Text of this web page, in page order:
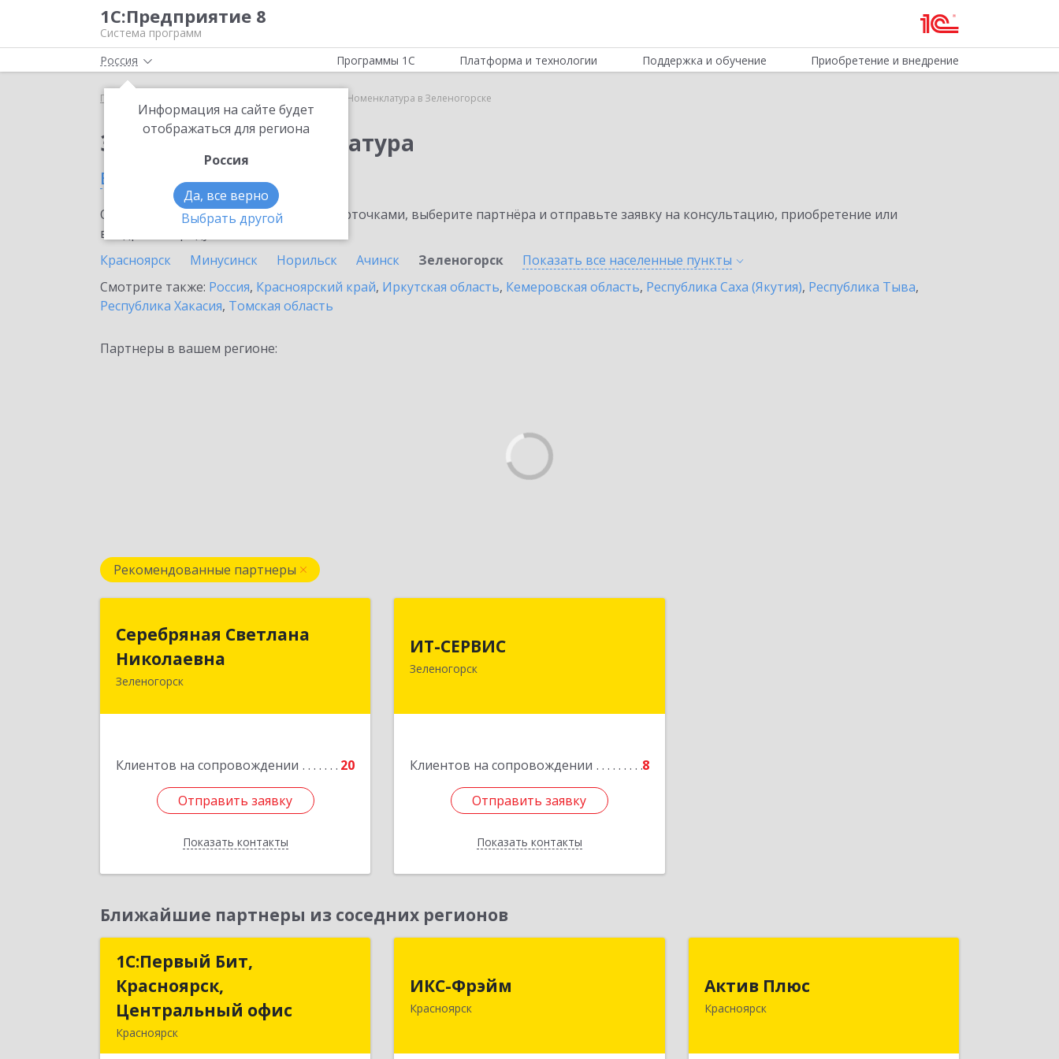
1С:Предприятие 8
Система программ
Россия
Информация на сайте будет
отображаться для региона
Россия
Да, все верно
Выбрать другой
Программы 1С Платформа и технологии Поддержка и обучение Приобретение и внедрение
Главная 1С:Номенклатура в Зеленогорске
Заказать 1С:Номенклатура
в Зеленогорске
Ознакомьтесь с информационными карточками, выберите партнёра и отправьте заявку на консультацию, приобретение или
внедрение продукта.
Красноярск
Минусинск Норильск Ачинск Зеленогорск Показать все населенные пункты
Смотрите также: Россия, Красноярский край, Иркутская область, Кемеровская область, Республика Саха (Якутия), Республика Тыва,
Республика Хакасия, Томская область
Партнеры в вашем регионе:
Рекомендованные партнеры
Серебряная Светлана
Николаевна
Зеленогорск
Клиентов на сопровождении 20
Отправить заявку
Показать контакты
Серебряная Светлана
Николаевна
Подробнее
Отправить заявку
Назад
ИТ-СЕРВИС
Зеленогорск
Клиентов на сопровождении 8
Отправить заявку
Показать контакты
Зеленогорск г, Гагарина ул, дом № 34
Подробнее
Отправить заявку
Назад
Ближайшие партнеры из соседних регионов
1С:Первый Бит,
Красноярск,
Центральный офис
Красноярск
1С:Первый Бит,
Центральный офис
ИКС-Фрэйм
Красноярск
Красноярск г, Батурина ул, дом № 32,
Актив Плюс
Красноярск
Красноярск г, Обороны ул, дом № 3,